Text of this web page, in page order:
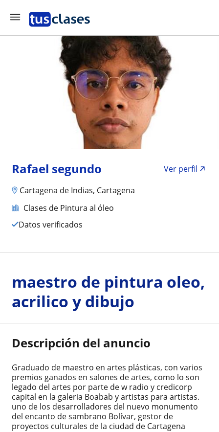
Rafael segundo
Ver perfil
Cartagena de Indias, Cartagena
Clases de Pintura al óleo
Datos verificados
maestro de pintura oleo,
acrilico y dibujo
Descripción del anuncio
Graduado de maestro en artes plásticas, con varios
premios ganados en salones de artes, como lo son
legado del artes por parte de w radio y credicorp
capital en la galeria Boabab y artistas para artistas.
uno de los desarrolladores del nuevo monumento
del encanto de sambrano Bolívar, gestor de
proyectos culturales de la ciudad de Cartagena